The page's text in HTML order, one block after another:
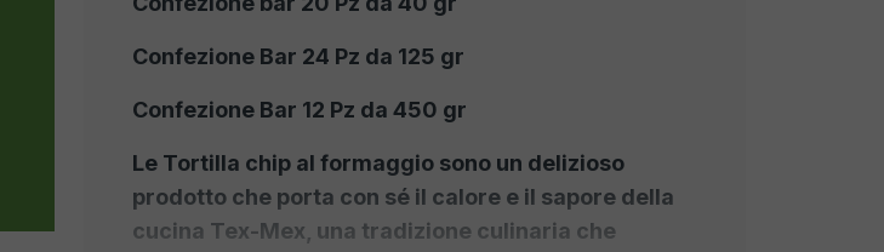
Confezione Bar 24 Pz da 125 gr
Confezione Bar 12 Pz da 450 gr
Le Tortilla chip al formaggio sono un delizioso
prodotto che porta con sé il calore e il sapore della
cucina Tex-Mex, una tradizione culinaria che